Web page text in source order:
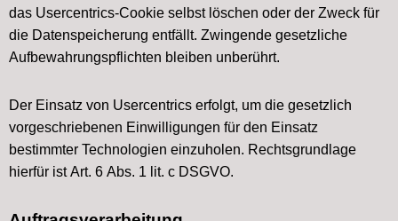
das Usercentrics-Cookie selbst löschen oder der Zweck für
die Datenspeicherung entfällt. Zwingende gesetzliche
Aufbewahrungspflichten bleiben unberührt.
Der Einsatz von Usercentrics erfolgt, um die gesetzlich
vorgeschriebenen Einwilligungen für den Einsatz
bestimmter Technologien einzuholen. Rechtsgrundlage
hierfür ist Art. 6 Abs. 1 lit. c DSGVO.